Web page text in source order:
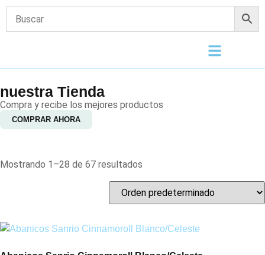
nuestra Tienda
Compra y recibe los mejores productos
COMPRAR AHORA
Mostrando 1–28 de 67 resultados